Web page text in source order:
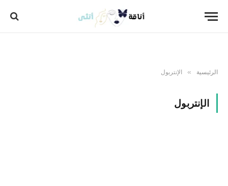
الرئيسية » الإنتربول
الإنتربول